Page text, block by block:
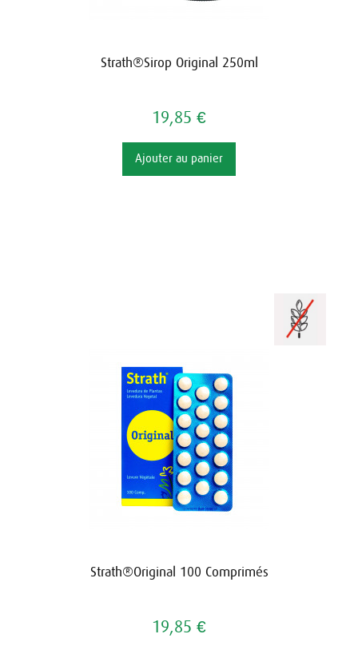
Strath®Sirop Original 250ml
19,85 €
Ajouter au panier
Strath®Original 100 Comprimés
19,85 €